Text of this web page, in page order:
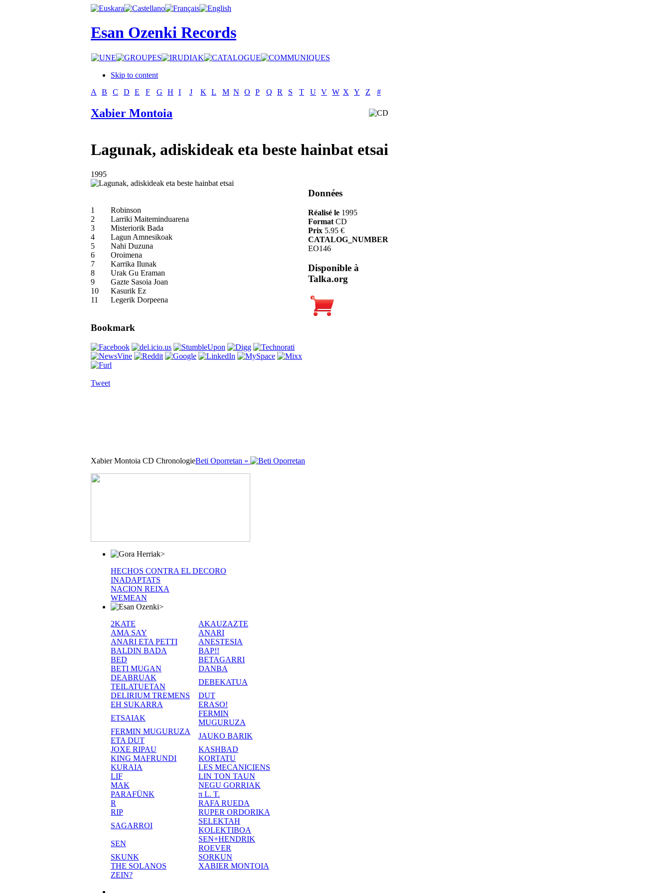
Esan Ozenki Records
Skip to content
A
B C D E F G H I J K L M N O P Q R S T U V W X Y Z #
Xabier Montoia
Lagunak, adiskideak eta beste hainbat etsai
1995
1
Robinson
2
Larriki Maiteminduarena
3
Misteriorik Bada
4
Lagun Amnesikoak
5
Nahi Duzuna
6
Oroimena
7
Karrika Ilunak
8
Urak Gu Eraman
9
Gazte Sasoia Joan
10
Kasurik Ez
11
Legerik Dorpeena
Bookmark
Tweet
Données
Réalisé le 1995
Format CD
Prix 5.95 €
CATALOG_NUMBER
EO146
Disponible à
Talka.org
Xabier Montoia CD ChronologieBeti Oporretan »
>
HECHOS CONTRA EL DECORO
INADAPTATS
NACION REIXA
WEMEAN
>
2KATE
AKAUZAZTE
AMA SAY
ANARI
ANARI ETA PETTI
ANESTESIA
BALDIN BADA
BAP!!
BED
BETAGARRI
BETI MUGAN
DANBA
DEABRUAK
TEILATUETAN
DEBEKATUA
DELIRIUM TREMENS
DUT
EH SUKARRA
ERASO!
ETSAIAK
FERMIN
MUGURUZA
FERMIN MUGURUZA
ETA DUT
JAUKO BARIK
JOXE RIPAU
KASHBAD
KING MAFRUNDI
KORTATU
KURAIA
LES MECANICIENS
LIF
LIN TON TAUN
MAK
NEGU GORRIAK
PARAFÜNK
π L. T.
R
RAFA RUEDA
RIP
RUPER ORDORIKA
SAGARROI
SELEKTAH
KOLEKTIBOA
SEN
SEN+HENDRIK
ROEVER
SKUNK
SORKUN
THE SOLANOS
XABIER MONTOIA
ZEIN?